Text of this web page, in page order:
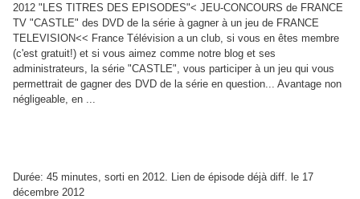
2012 "LES TITRES DES EPISODES"< JEU-CONCOURS de FRANCE
TV "CASTLE" des DVD de la série à gagner à un jeu de FRANCE
TELEVISION<< France Télévision a un club, si vous en êtes membre
(c'est gratuit!) et si vous aimez comme notre blog et ses
administrateurs, la série "CASTLE", vous participer à un jeu qui vous
permettrait de gagner des DVD de la série en question... Avantage non
négligeable, en ...
Durée: 45 minutes, sorti en 2012. Lien de épisode déjà diff. le 17
décembre 2012